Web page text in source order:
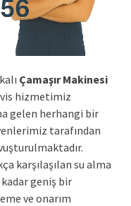
Çamaşır Makinesi
hizmetimiz
gelen herhangi bir
tarafından
karşılaşılan su alma
geniş bir
ve onarım